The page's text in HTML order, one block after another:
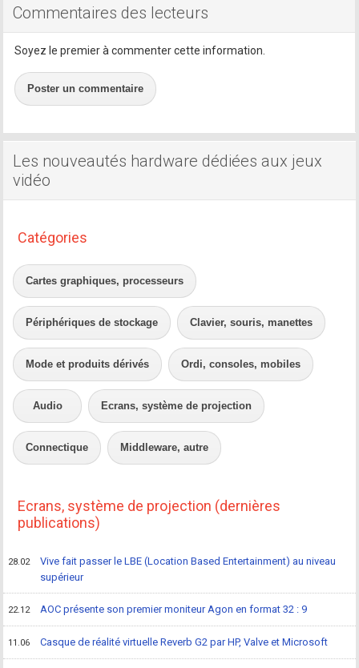
Commentaires des lecteurs
Soyez le premier à commenter cette information.
Poster un commentaire
Les nouveautés hardware dédiées aux jeux
vidéo
Catégories
Cartes graphiques, processeurs
Périphériques de stockage Clavier, souris, manettes
Mode et produits dérivés Ordi, consoles, mobiles
Audio Ecrans, système de projection
Connectique Middleware, autre
Ecrans, système de projection (dernières
publications)
28.02
Vive fait passer le LBE (Location Based Entertainment) au niveau
supérieur
22.12 AOC présente son premier moniteur Agon en format 32 : 9
11.06 Casque de réalité virtuelle Reverb G2 par HP, Valve et Microsoft